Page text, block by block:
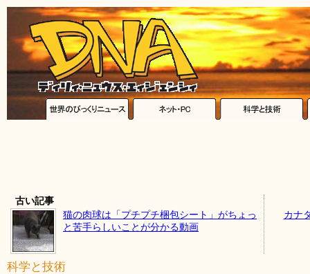
古い記事
猫の肉球は「プチプチ梱包シート」がちょっ
と苦手らしいことが分かる動画
カナ
科学と技術